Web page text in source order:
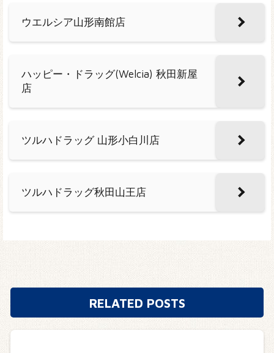
ウエルシア山形南館店
ハッピー・ドラッグ(Welcia) 秋田新屋
店
ツルハドラッグ 山形小白川店
ツルハドラッグ秋田山王店
RELATED POSTS